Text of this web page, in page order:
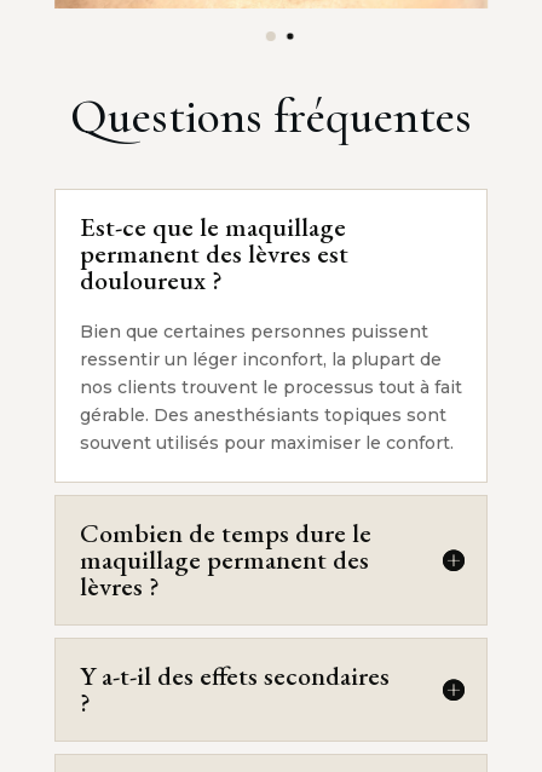
Questions fréquentes
Est-ce que le maquillage
permanent des lèvres est
douloureux ?
Bien que certaines personnes puissent
ressentir un léger inconfort, la plupart de
nos clients trouvent le processus tout à fait
gérable. Des anesthésiants topiques sont
souvent utilisés pour maximiser le confort.
Combien de temps dure le
maquillage permanent des
lèvres ?
Y a-t-il des effets secondaires
?